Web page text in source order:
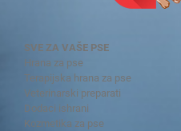
SVE ZA VAŠE PSE
Hrana za pse
Terapijska hrana za pse
Veterinarski preparati
Dodaci ishrani
Kozmetika za pse